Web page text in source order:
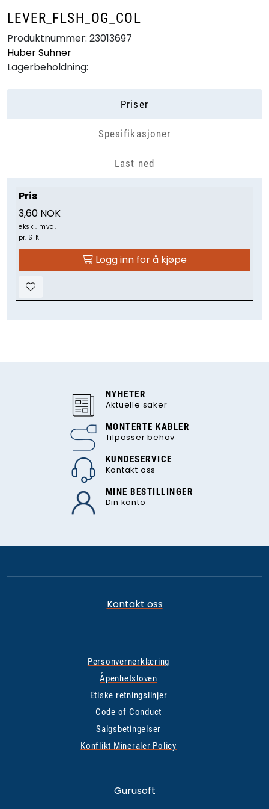
LEVER_FLSH_OG_COL
Produktnummer: 23013697
Huber Suhner
Lagerbeholdning:
Priser
Spesifikasjoner
Last ned
Pris
3,60 NOK
ekskl. mva.
pr. STK
Logg inn for å kjøpe
NYHETER
Aktuelle saker
MONTERTE KABLER
Tilpasser behov
KUNDESERVICE
Kontakt oss
MINE BESTILLINGER
Din konto
Kontakt oss
Personvernerklæring
Åpenhetsloven
Etiske retningslinjer
Code of Conduct
Salgsbetingelser
Konflikt Mineraler Policy
Gurusoft